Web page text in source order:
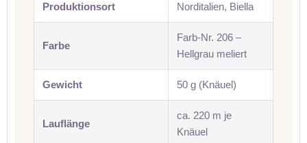
Produktionsort Norditalien, Biella
Farbe
Farb-Nr. 206 –
Hellgrau meliert
Gewicht 50 g (Knäuel)
Lauflänge
ca. 220 m je
Knäuel